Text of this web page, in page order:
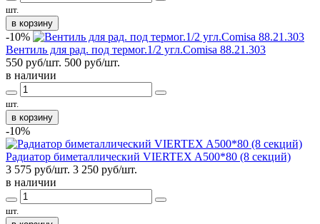
шт.
в корзину
-10%
Вентиль для рад. под термог.1/2 угл.Comisa 88.21.303
550 руб/шт. 500 руб/шт.
в наличии
шт.
в корзину
-10%
Радиатор биметаллический VIERTEX A500*80 (8 секций)
3 575 руб/шт. 3 250 руб/шт.
в наличии
шт.